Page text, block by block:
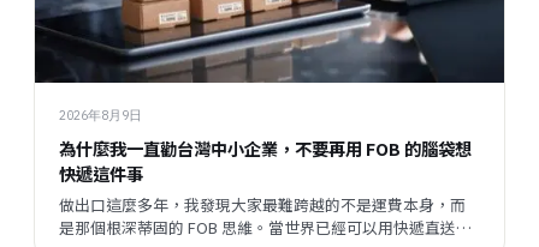
2026年8月9日
為什麼我一直勸台灣中小企業，不要再用 FOB 的腦袋想
快遞這件事
做出口這麼多年，我發現大家最難跨越的不是運費本身，而
是那個根深蒂固的 FOB 思維。當世界已經可以用快遞直送到